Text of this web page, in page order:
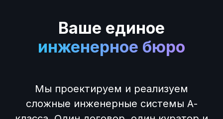
Ваше единое
инженерное бюро
Мы проектируем и реализуем
сложные инженерные системы А-